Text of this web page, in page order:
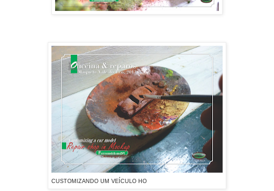
CUSTOMIZANDO UM VEÍCULO HO